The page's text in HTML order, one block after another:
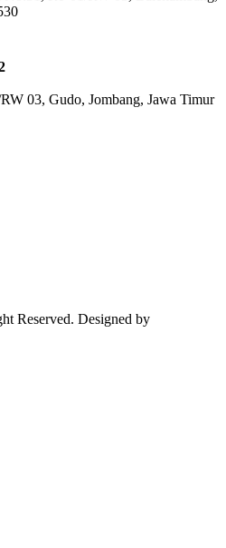
03, Gudo, Jombang, Jawa Timur
Reserved. Designed by